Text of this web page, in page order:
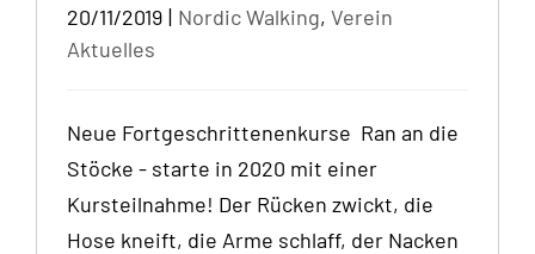
20/11/2019 | Nordic Walking, Verein
Aktuelles
Neue Fortgeschrittenenkurse Ran an die
Stöcke - starte in 2020 mit einer
Kursteilnahme! Der Rücken zwickt, die
Hose kneift, die Arme schlaff, der Nacken